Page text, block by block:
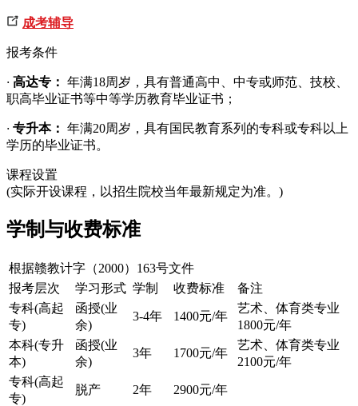
成考辅导
报考条件
· 高达专： 年满18周岁，具有普通高中、中专或师范、技校、
职高毕业证书等中等学历教育毕业证书；
· 专升本： 年满20周岁，具有国民教育系列的专科或专科以上
学历的毕业证书。
课程设置
(实际开设课程，以招生院校当年最新规定为准。)
学制与收费标准
根据赣教计字（2000）163号文件
报考层次
学习形式 学制 收费标准
备注
专科(高起
专)
函授(业
余)
3-4年 1400元/年
艺术、体育类专业
1800元/年
本科(专升
本)
函授(业
余)
3年 1700元/年
艺术、体育类专业
2100元/年
专科(高起
专)
脱产 2年 2900元/年